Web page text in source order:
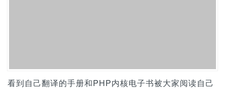
看到自己翻译的手册和PHP内核电子书被大家阅读自己